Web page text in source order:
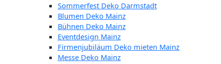
Sommerfest Deko Darmstadt
Blumen Deko Mainz
Bühnen Deko Mainz
Eventdesign Mainz
Firmenjubiläum Deko mieten Mainz
Messe Deko Mainz